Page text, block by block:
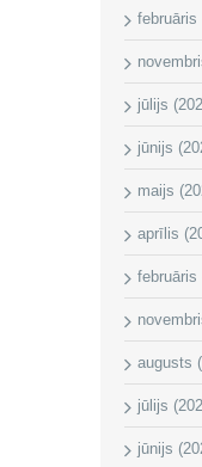
februāris
jūlijs
jūnijs
maijs
aprīlis
februāris
augusts
jūlijs
jūnijs